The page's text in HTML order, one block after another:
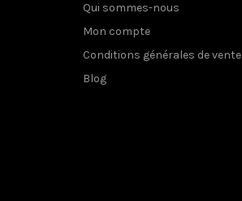
Qui sommes-nous
Mon compte
Conditions générales de vente
Blog